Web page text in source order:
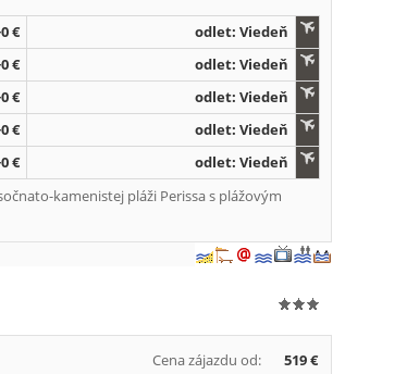
€
odlet: Viedeň
€
odlet: Viedeň
€
odlet: Viedeň
€
odlet: Viedeň
€
odlet: Viedeň
kamenistej pláži Perissa s plážovým
Cena zájazdu od:
519 €